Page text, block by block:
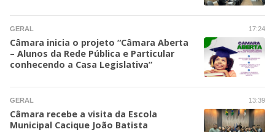
17:24
GERAL
Câmara inicia o projeto “Câmara Aberta
– Alunos da Rede Pública e Particular
conhecendo a Casa Legislativa”
13:39
GERAL
Câmara recebe a visita da Escola
Municipal Cacique João Batista